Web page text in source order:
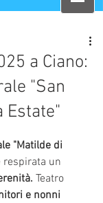
a Ciano:
"San
Estate"
5.
"Matilde di
respirata un
Teatro
e nonni